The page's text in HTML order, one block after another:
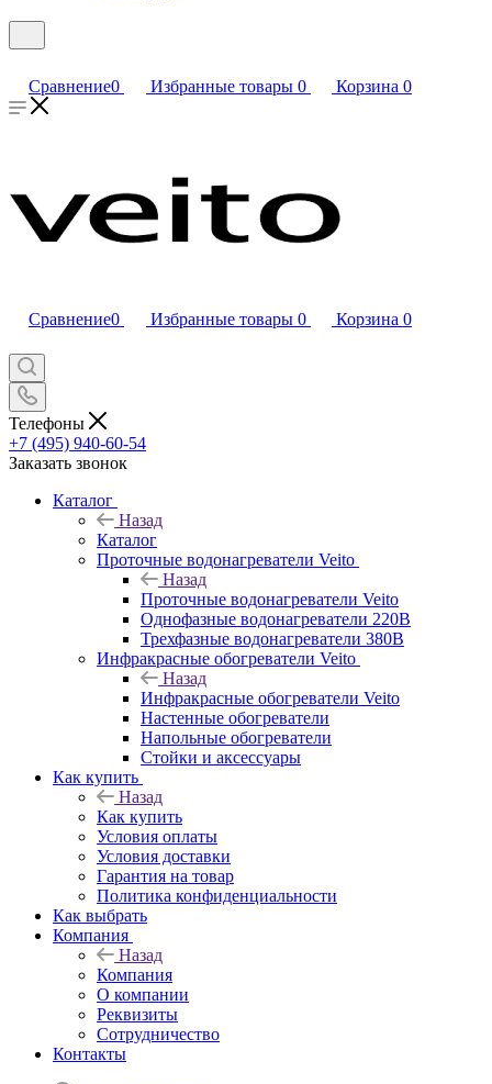
Сравнение0 Избранные товары 0 Корзина 0
Сравнение0 Избранные товары 0 Корзина 0
Телефоны
+7 (495) 940-60-54
Заказать звонок
Каталог
Назад
Каталог
Проточные водонагреватели Veito
Назад
Проточные водонагреватели Veito
Однофазные водонагреватели 220В
Трехфазные водонагреватели 380В
Инфракрасные обогреватели Veito
Назад
Инфракрасные обогреватели Veito
Настенные обогреватели
Напольные обогреватели
Стойки и аксессуары
Как купить
Назад
Как купить
Условия оплаты
Условия доставки
Гарантия на товар
Политика конфиденциальности
Как выбрать
Компания
Назад
Компания
О компании
Реквизиты
Сотрудничество
Контакты